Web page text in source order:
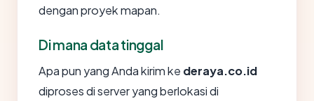
dengan proyek mapan.
Di mana data tinggal
Apa pun yang Anda kirim ke deraya.co.id
diproses di server yang berlokasi di